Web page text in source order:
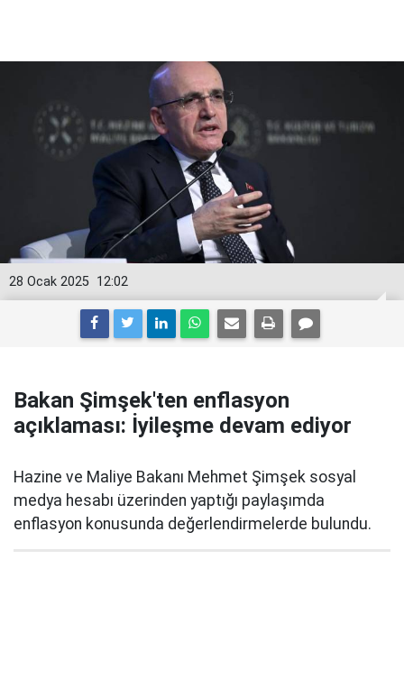
12:02
28 Ocak 2025
Bakan Şimşek'ten enflasyon
açıklaması: İyileşme devam ediyor
Hazine ve Maliye Bakanı Mehmet Şimşek sosyal
medya hesabı üzerinden yaptığı paylaşımda
enflasyon konusunda değerlendirmelerde bulundu.